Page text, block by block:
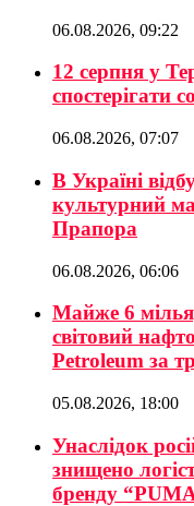
06.08.2026, 09:22
12 серпня у
спостерігати
06.08.2026, 07:07
В Україні
культурний
Прапора
06.08.2026, 06:06
Майже 6
світовий
Petroleum за
05.08.2026, 18:00
Унаслідок
знищено
бренду